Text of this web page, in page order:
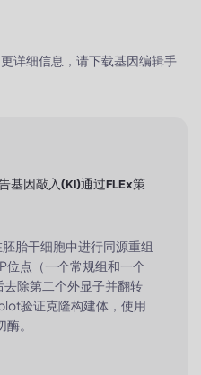
详细信息，请下载基因编辑手
基因敲入(KI)通过FLEx策
胎干细胞中进行同源重组
位点（一个常规组和一个
除第二个外显子并翻转
验证克隆构建体，使用
。